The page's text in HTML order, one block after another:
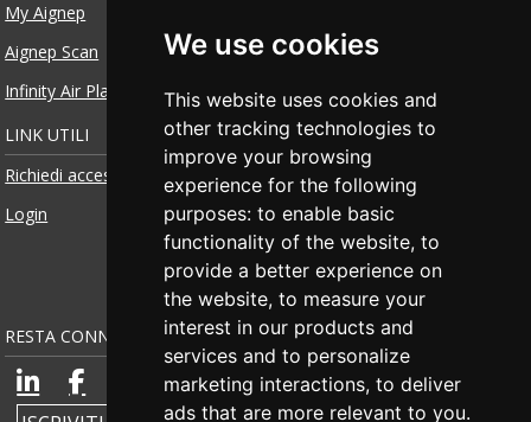
We use cookies
This website uses cookies and
other tracking technologies to
improve your browsing
experience for the following
purposes: to enable basic
functionality of the website, to
provide a better experience on
the website, to measure your
interest in our products and
services and to personalize
marketing interactions, to deliver
ads that are more relevant to you.
My Aignep
Aignep Scan
Infinity Air Planner
LINK UTILI
Richiedi accesso
Login
RESTA CONNESSO